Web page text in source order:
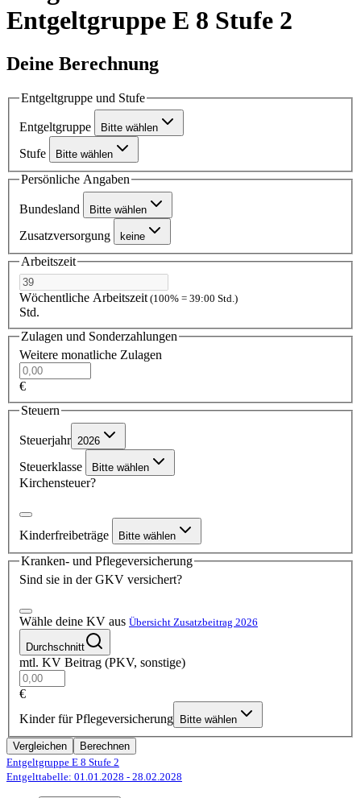
Entgeltgruppe E 8 Stufe 2
Deine Berechnung
Entgeltgruppe und Stufe
Entgeltgruppe Bitte wählen
Stufe Bitte wählen
Persönliche Angaben
Bundesland Bitte wählen
Zusatzversorgung keine
Arbeitszeit
Wöchentliche Arbeitszeit (100% = 39:00 Std.)
Std.
Zulagen und Sonderzahlungen
Weitere monatliche Zulagen
€
Steuern
Steuerjahr 2026
Steuerklasse Bitte wählen
Kirchensteuer?
Kinderfreibeträge Bitte wählen
Kranken- und Pflegeversicherung
Sind sie in der GKV versichert?
Wähle deine KV aus Übersicht Zusatzbeitrag 2026
Durchschnitt
mtl. KV Beitrag (PKV, sonstige)
€
Kinder für Pflegeversicherung
Bitte wählen
Vergleichen
Berechnen
Entgeltgruppe E 8 Stufe 2
Entgelttabelle: 01.01.2028 - 28.02.2028